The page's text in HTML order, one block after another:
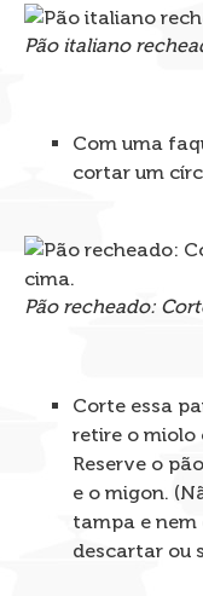
Pão italiano
Com uma
cortar um
Pão recheado:
Corte essa
retire o miolo
Reserve o
e o migon.
tampa e
descartar ou